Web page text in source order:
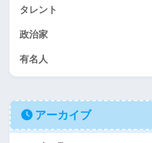
タレント
政治家
有名人
アーカイブ